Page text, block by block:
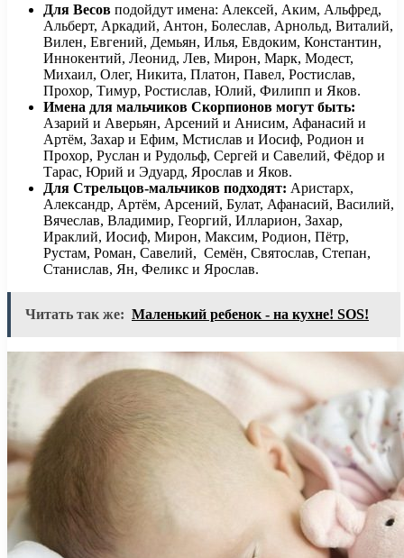
Для Весов подойдут имена: Алексей, Аким, Альфред,
Альберт, Аркадий, Антон, Болеслав, Арнольд, Виталий,
Вилен, Евгений, Демьян, Илья, Евдоким, Константин,
Иннокентий, Леонид, Лев, Мирон, Марк, Модест,
Михаил, Олег, Никита, Платон, Павел, Ростислав,
Прохор, Тимур, Ростислав, Юлий, Филипп и Яков.
Имена для мальчиков Скорпионов могут быть:
Азарий и Аверьян, Арсений и Анисим, Афанасий и
Артём, Захар и Ефим, Мстислав и Иосиф, Родион и
Прохор, Руслан и Рудольф, Сергей и Савелий, Фёдор и
Тарас, Юрий и Эдуард, Ярослав и Яков.
Для Стрельцов-мальчиков подходят: Аристарх,
Александр, Артём, Арсений, Булат, Афанасий, Василий,
Вячеслав, Владимир, Георгий, Илларион, Захар,
Ираклий, Иосиф, Мирон, Максим, Родион, Пётр,
Рустам, Роман, Савелий, Семён, Святослав, Степан,
Станислав, Ян, Феликс и Ярослав.
Читать так же: Маленький ребенок - на кухне! SOS!